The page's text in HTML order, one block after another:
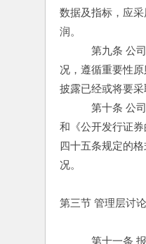
数据及指标，应
润。
第九条 公司应
况，遵循重要性
披露已经或将要采
第十条 公司应
和《公开发行证
四十五条规定的
况。
第三节 管理层讨
第十一条 报告